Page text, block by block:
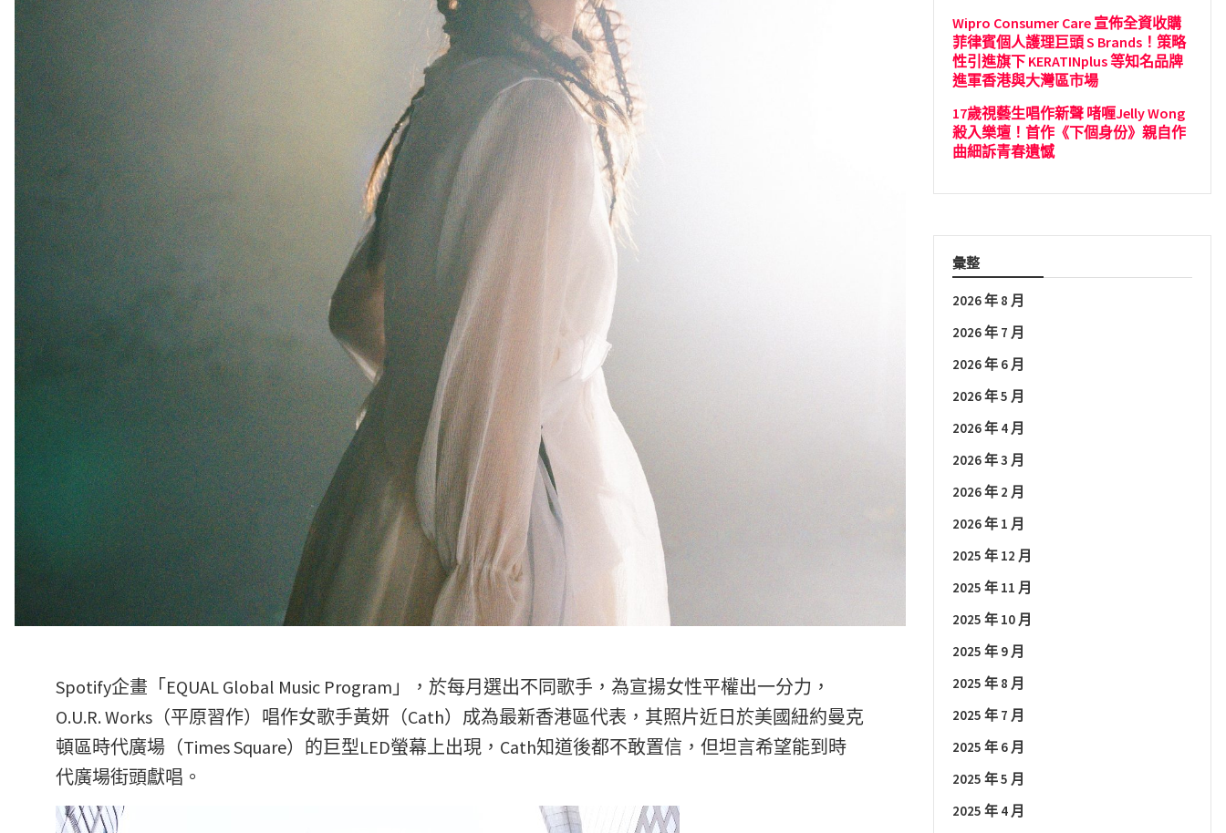
Spotify企畫「EQUAL Global Music Program」，於每月選出不同歌手，為宣揚女性平權出一分力，
O.U.R. Works（平原習作）唱作女歌手黃妍（Cath）成為最新香港區代表，其照片近日於美國紐約曼克
頓區時代廣場（Times Square）的巨型LED螢幕上出現，Cath知道後都不敢置信，但坦言希望能到時
代廣場街頭獻唱。
Wipro Consumer Care 宣佈全資收購
菲律賓個人護理巨頭 S Brands！策略
性引進旗下 KERATINplus 等知名品牌
進軍香港與大灣區市場
17歲視藝生唱作新聲 啫喱Jelly Wong
殺入樂壇！首作《下個身份》親自作
曲細訴青春遺憾
彙整
2026 年 8 月
2026 年 7 月
2026 年 6 月
2026 年 5 月
2026 年 4 月
2026 年 3 月
2026 年 2 月
2026 年 1 月
2025 年 12 月
2025 年 11 月
2025 年 10 月
2025 年 9 月
2025 年 8 月
2025 年 7 月
2025 年 6 月
2025 年 5 月
2025 年 4 月